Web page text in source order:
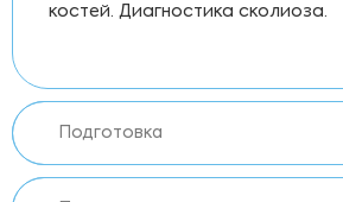
костей. Диагностика сколиоза.
Подготовка